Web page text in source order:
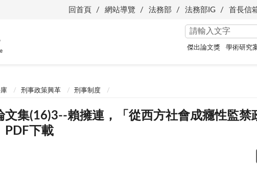
回首頁 網站導覽 法務部 法務部IG 首長信
傑出論文獎 學術研究
刑事政策興革 刑事制度
文集(16)3--賴擁連，「從西方社會成癮性監禁
PDF下載